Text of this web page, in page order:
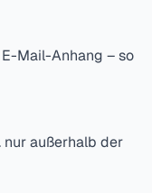
Mail-Anhang – so
außerhalb der